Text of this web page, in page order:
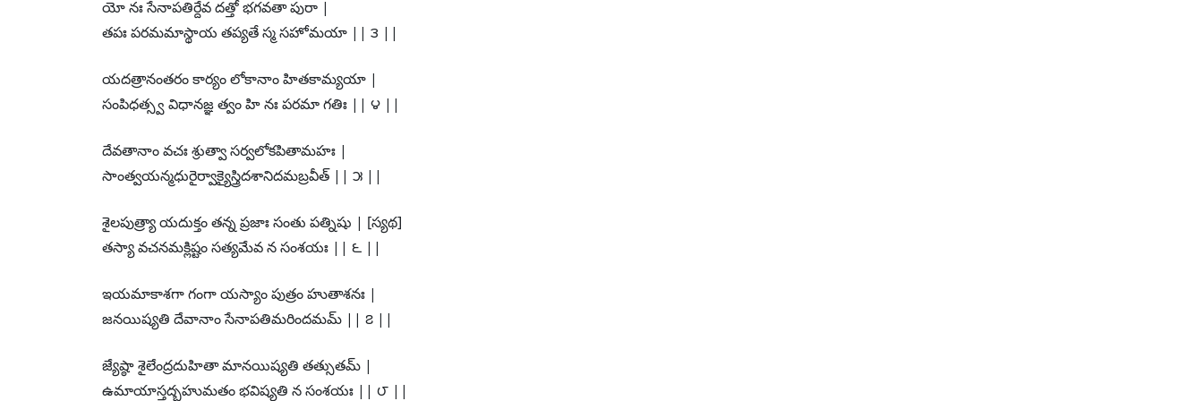
యో నః సేనాపతిర్దేవ దత్తో భగవతా పురా |
తపః పరమమాస్థాయ తప్యతే స్మ సహోమయా || ౩ ||
యదత్రానంతరం కార్యం లోకానాం హితకామ్యయా |
సంపిధత్స్వ విధానజ్ఞ త్వం హి నః పరమా గతిః || ౪ ||
దేవతానాం వచః శ్రుత్వా సర్వలోకపితామహః |
సాంత్వయన్మధురైర్వాక్యైస్త్రిదశానిదమబ్రవీత్ || ౫ ||
శైలపుత్ర్యా యదుక్తం తన్న ప్రజాః సంతు పత్నిషు | [స్యథ]
తస్యా వచనమక్లిష్టం సత్యమేవ న సంశయః || ౬ ||
ఇయమాకాశగా గంగా యస్యాం పుత్రం హుతాశనః |
జనయిష్యతి దేవానాం సేనాపతిమరిందమమ్ || ౭ ||
జ్యేష్ఠా శైలేంద్రదుహితా మానయిష్యతి తత్సుతమ్ |
ఉమాయాస్తద్బహుమతం భవిష్యతి న సంశయః || ౮ ||